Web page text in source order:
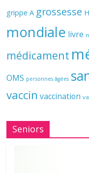
grippe A grossesse
mondiale livre
médicament
OMS personnes âgées
vaccin vaccination
Seniors